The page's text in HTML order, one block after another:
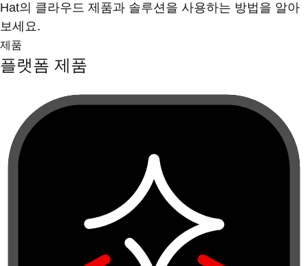
Hat의 클라우드 제품과 솔루션을 사용하는 방법을 알아
보세요.
제품
플랫폼 제품